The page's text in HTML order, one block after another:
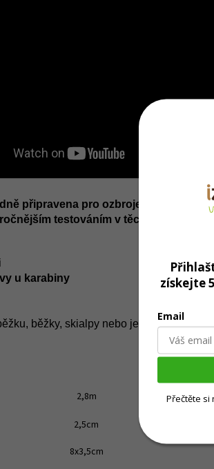
připravena pro ozbrojené složky a
testováním v těchto
u karabiny
běžky, skialpy nebo jen akční
2,8m
2,5cm
8x3,5cm
získejte
Email
Přečtěte si